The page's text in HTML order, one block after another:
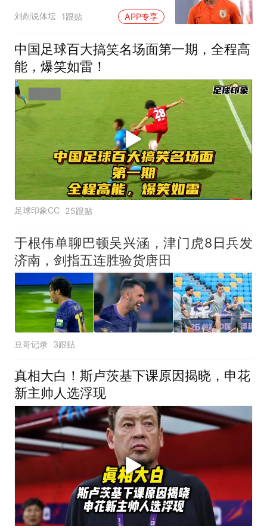
会早已彻底翻篇
刘剮说体坛 1跟贴 APP专享
中国足球百大搞笑名场面第一期，全程高
能，爆笑如雷！
足球印象CC 25跟贴
于根伟单聊巴顿吴兴涵，津门虎8日兵发
济南，剑指五连胜验货唐田
豆哥记录 3跟贴
真相大白！斯卢茨基下课原因揭晓，申花
新主帅人选浮现